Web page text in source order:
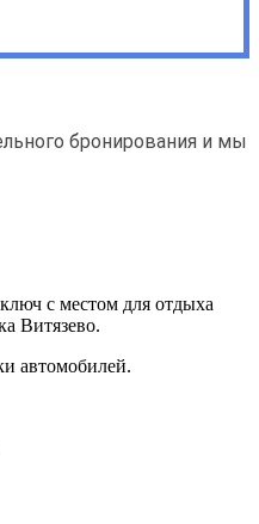
бронирования и мы
с местом для отдыха
Витязево.
автомобилей.